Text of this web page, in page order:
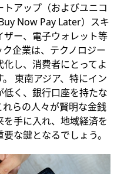
アップ（およびユニコ
Now Pay Later）スキ
ー、電子ウォレット等
企業は、テクノロジー
し、消費者にとってよ
東南アジア、特にイン
低く、銀行口座を持たな
らの人々が賢明な金銭
手に入れ、地域経済を
な鍵となるでしょう。